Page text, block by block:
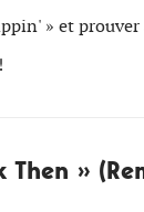
» et prouver
Then »